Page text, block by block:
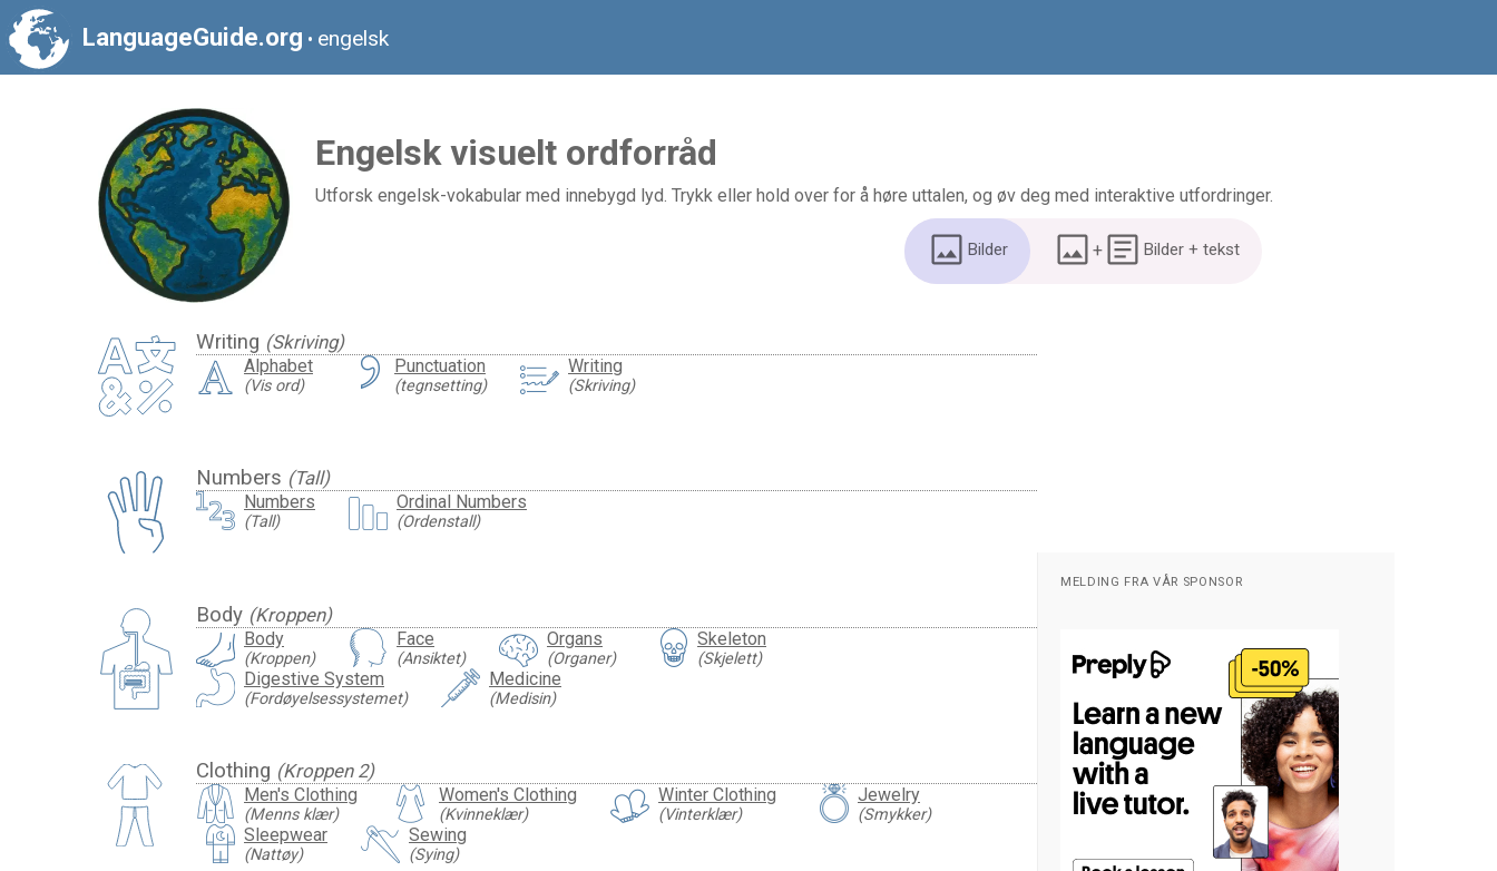
LanguageGuide.org • engelsk
Engelsk visuelt ordforråd
Utforsk engelsk-vokabular med innebygd lyd. Trykk eller hold over for å høre uttalen, og øv deg med interaktive utfordringer.
Bilder + Bilder + tekst
Writing (Skriving)
Alphabet
(Vis ord)
Punctuation
(tegnsetting)
Writing
(Skriving)
Numbers (Tall)
Numbers
(Tall)
Ordinal Numbers
(Ordenstall)
Body (Kroppen)
Body
(Kroppen)
Face
(Ansiktet)
Organs
(Organer)
Skeleton
(Skjelett)
Digestive System
(Fordøyelsessystemet)
Medicine
(Medisin)
Clothing (Kroppen 2)
Men's Clothing
(Menns klær)
Women's Clothing
(Kvinneklær)
Winter Clothing
(Vinterklær)
Jewelry
(Smykker)
Sleepwear
(Nattøy)
Sewing
(Sying)
MELDING FRA VÅR SPONSOR